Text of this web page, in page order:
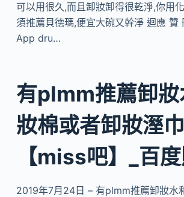
可以用很久,而且卸妝卸得很乾淨,你用
須推薦貝德瑪,便宜大碗又幹淨 迴應 贊
App dru…
有plmm推薦卸妝
妝棉或者卸妝溼
【miss吧】_百
2019年7月24日 – 有plmm推薦卸妝水